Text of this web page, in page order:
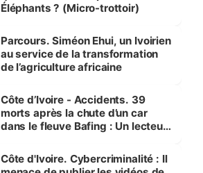
Éléphants ? (Micro-trottoir)
Parcours. Siméon Ehui, un Ivoirien
au service de la transformation
de l’agriculture africaine
Côte d’Ivoire - Accidents. 39
morts après la chute d’un car
dans le fleuve Bafing : Un lecteur
des Transports
Côte d'Ivoire. Cybercriminalité : Il